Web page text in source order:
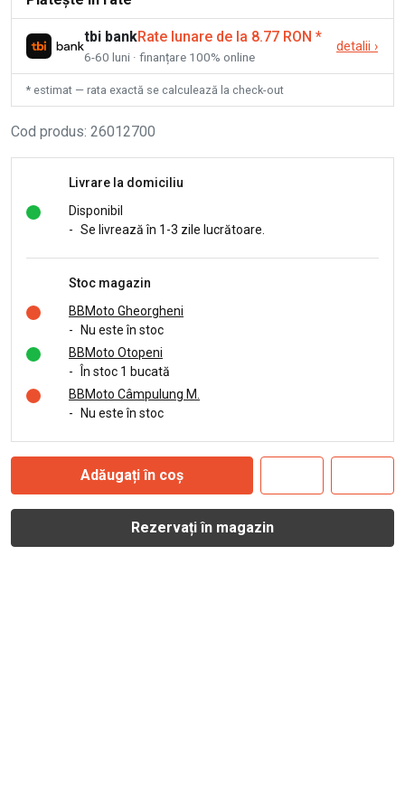
tbi bankRate lunare de la 8.77 RON *
6-60 luni · finanțare 100% online
detalii ›
* estimat — rata exactă se calculează la check-out
Cod produs: 26012700
Livrare la domiciliu
Disponibil
- Se livrează în 1-3 zile lucrătoare.
Stoc magazin
BBMoto Gheorgheni
- Nu este în stoc
BBMoto Otopeni
-
În stoc 1 bucată
BBMoto Câmpulung M.
- Nu este în stoc
Adăugați în coș
Rezervați în magazin